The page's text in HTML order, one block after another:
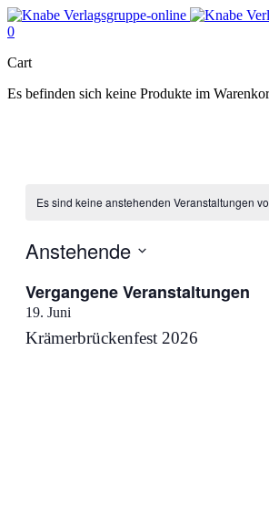
0
Cart
Es befinden sich keine Produkte im
Es sind keine anstehenden Veranstaltungen
Anstehende
wählen.
Vergangene Veranstaltungen
19. Juni
Krämerbrückenfest 2026